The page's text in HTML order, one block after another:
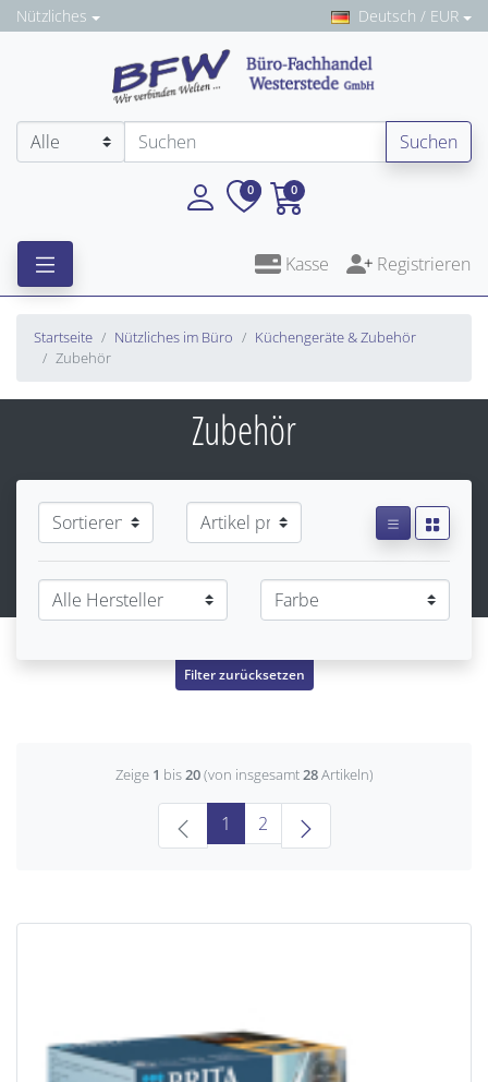
Nützliches Deutsch / EUR
Suchen
0 0
Kasse Registrieren
Startseite Nützliches im Büro
Küchengeräte & Zubehör
Zubehör
Zubehör
Filter zurücksetzen
Zeige 1 bis20(von insgesamt28Artikeln)
1 (current)
2